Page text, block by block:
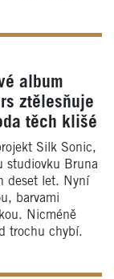
album
ztělesňuje
těch klišé
Silk Sonic,
studiovku Bruna
deset let. Nyní
barvami
Nicméně
trochu chybí.